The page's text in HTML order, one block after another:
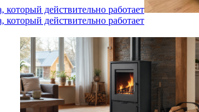
действительно работает
действительно работает